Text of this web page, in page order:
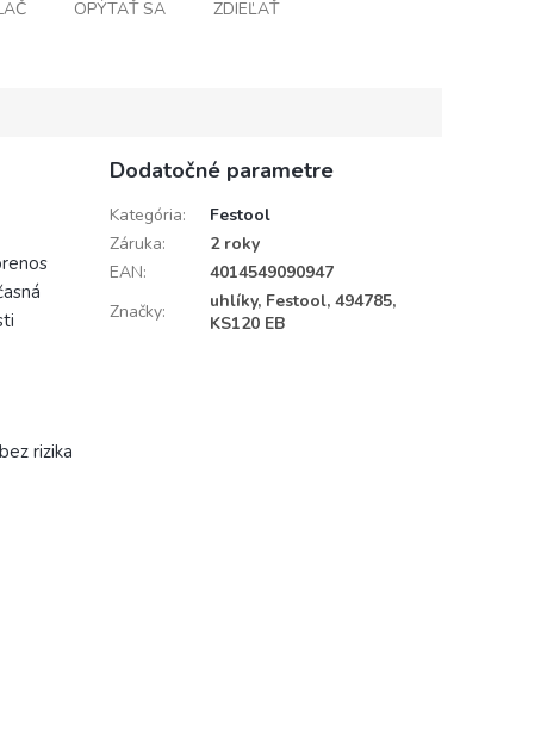
OPÝTAŤ SA ZDIEĽAŤ
rizika
Dodatočné parametre
Kategória:
Festool
Záruka:
2 roky
EAN:
4014549090947
Značky:
uhlíky, Festool, 494785,
KS120 EB